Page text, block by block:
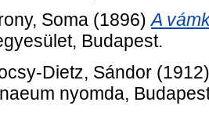
Soma (1896)A
Budapest.
Dietz, Sándor
nyomda,